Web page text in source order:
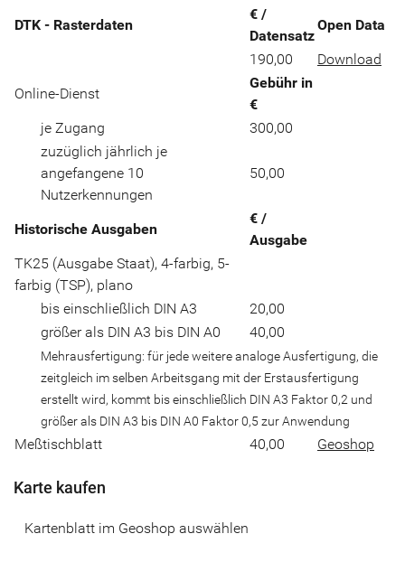
DTK - Rasterdaten
€ /
Datensatz
Open Data
190,00
Download
Online-Dienst
Gebühr in
€
je Zugang
300,00
zuzüglich jährlich je
angefangene 10
Nutzerkennungen
50,00
Historische Ausgaben
€ /
Ausgabe
TK25 (Ausgabe Staat), 4-farbig, 5-
farbig (TSP), plano
bis einschließlich DIN A3
20,00
größer als DIN A3 bis DIN A0
40,00
Mehrausfertigung: für jede weitere analoge Ausfertigung, die
zeitgleich im selben Arbeitsgang mit der Erstausfertigung
erstellt wird, kommt bis einschließlich DIN A3 Faktor 0,2 und
größer als DIN A3 bis DIN A0 Faktor 0,5 zur Anwendung
Meßtischblatt 40,00 Geoshop
Karte kaufen
Kartenblatt im Geoshop auswählen